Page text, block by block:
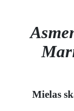
Mielas